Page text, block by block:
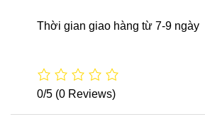
Thời gian giao hàng từ 7-9 ngày
0/5 (0 Reviews)